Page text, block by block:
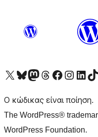
Visit our X (formerly Twitter) account
Visit our Bluesky account
Επισκεφθείτε τον λογαριασμό μας στο Mastodon
Visit our Threads account
Επισκεφτείτε τη σελίδα μας στο
Επισκεφθείτε τονΕπισκεφθείτε τον
Visit
Ο κώδικας είναι ποίηση.
The WordPress®
WordPress Foundation.